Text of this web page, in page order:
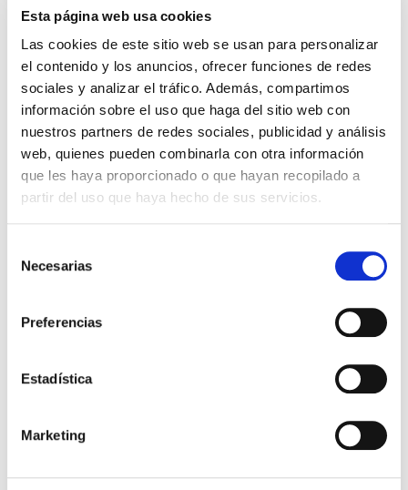
Esta página web usa cookies
Las cookies de este sitio web se usan para personalizar
el contenido y los anuncios, ofrecer funciones de redes
sociales y analizar el tráfico. Además, compartimos
información sobre el uso que haga del sitio web con
nuestros partners de redes sociales, publicidad y análisis
web, quienes pueden combinarla con otra información
que les haya proporcionado o que hayan recopilado a
partir del uso que haya hecho de sus servicios.
Necesarias
Preferencias
Estadística
Marketing
unos 8 millones pero a medida que transcurre
la gestación disminuyen considerablemente. De
esta manera, en el momento del nacimiento hay
sólo unos 2 millones y cuando la niña llega a la
menarquia, su primera regla, la cifra ha
disminuido hasta llegar al medio millón. Tendrá
unas cuatrocientas reglas y cuando llegue a la
menopausia, última regla, sólo tendrá unos
cientos de ovocitos.
Además, sabemos que los folículos que se
desarrollan primero son los que van a dar
mejores óvulos y, por tanto, los que tienen
disminuyendo considerablemente los folículos y
aumentando las posibles alteraciones
principal causa de aumento de abortos y
posibles malformaciones fetales.
Teniendo en cuenta todos estos factores, desde
Accuna
consideran que la mejor edad para
concebir es durante la veintena y aconsejan
para evitar que se produzcan estas dificultades
y complicaciones.
ACCUNA embarazo fertilidad gestación